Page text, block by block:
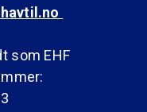
som EHF